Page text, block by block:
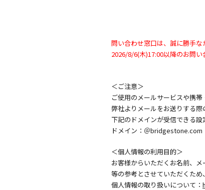
問い合わせ窓口は、誠に勝手な
2026/8/6(木)17:00以降のお問
＜ご注意＞
ご使用のメールサービスや携
弊社よりメールをお送りする
下記のドメインが受信できる設
ドメイン：＠bridgestone.com
＜個人情報の利用目的＞
お客様からいただくお名前、
等の参考とさせていただくため
個人情報の取り扱いについて：